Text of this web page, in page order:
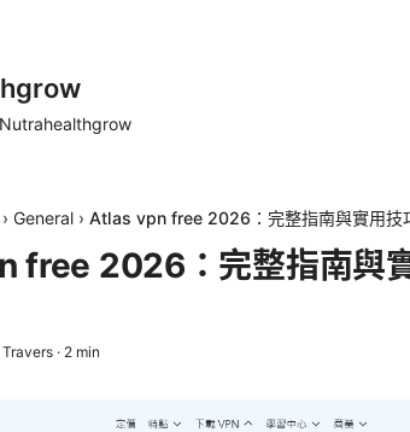
› General › Atlas vpn free 2026：完整指南與實用技
free 2026：完整指南與
· 2 min